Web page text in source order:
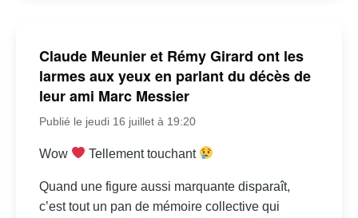
Claude Meunier et Rémy Girard ont les
larmes aux yeux en parlant du décès de
leur ami Marc Messier
Publié le jeudi 16 juillet à 19:20
Wow Tellement touchant
Quand une figure aussi marquante disparaît,
c’est tout un pan de mémoire collective qui